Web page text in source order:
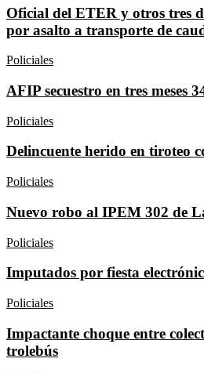
Oficial del ETER y otros tres
por asalto a transporte de
Policiales
AFIP secuestro en tres meses
Policiales
Delincuente herido en tiroteo
Policiales
Nuevo robo al IPEM 302 de
Policiales
Imputados por fiesta
Policiales
Impactante choque entre
trolebús